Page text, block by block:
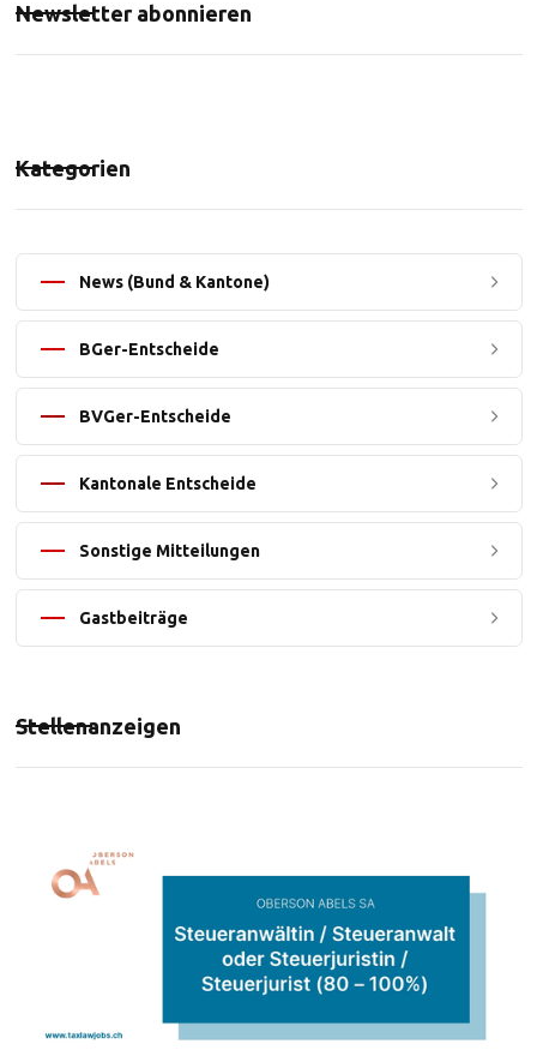
Newsletter abonnieren
Kategorien
News (Bund & Kantone)
BGer-Entscheide
BVGer-Entscheide
Kantonale Entscheide
Sonstige Mitteilungen
Gastbeiträge
Stellenanzeigen